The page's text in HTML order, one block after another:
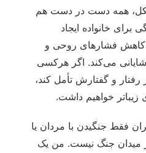
همه دست در دست هم
خانواده ایجاد
کاهش فشارهای روحی و
می‌کند. اگر هرکسی
و گفتارش تأمل کند،
خواهیم داشت.
فقط جنگیدن با مردان یا
میدان جنگ نیست. من یک